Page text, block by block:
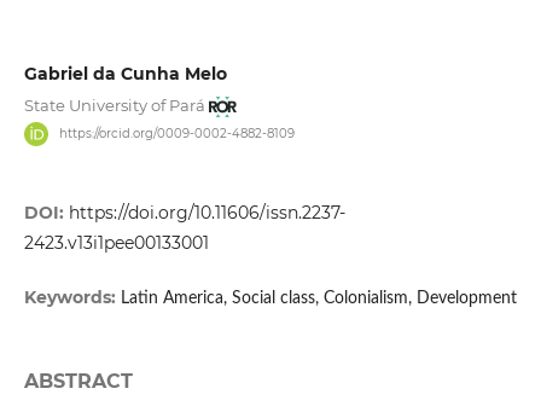
Gabriel da Cunha Melo
State University of Pará
https://orcid.org/0009-0002-4882-8109
DOI: https://doi.org/10.11606/issn.2237-
2423.v13i1pee00133001
Keywords: Latin America, Social class, Colonialism, Development
ABSTRACT